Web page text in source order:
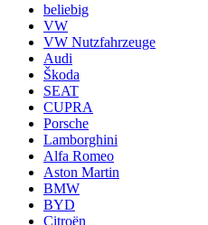
beliebig
VW
VW Nutzfahrzeuge
Audi
Škoda
SEAT
CUPRA
Porsche
Lamborghini
Alfa Romeo
Aston Martin
BMW
BYD
Citroën